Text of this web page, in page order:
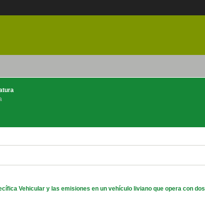
Vehicular y las emisiones en un vehículo liviano que opera con dos